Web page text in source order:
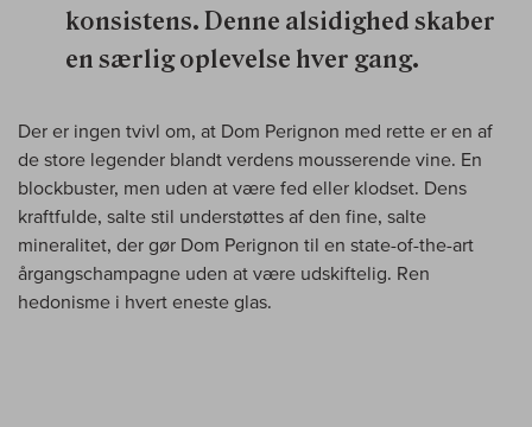
konsistens. Denne alsidighed skaber
en særlig oplevelse hver gang.
Der er ingen tvivl om, at Dom Perignon med rette er en af
de store legender blandt verdens mousserende vine. En
blockbuster, men uden at være fed eller klodset. Dens
kraftfulde, salte stil understøttes af den fine, salte
mineralitet, der gør Dom Perignon til en state-of-the-art
årgangschampagne uden at være udskiftelig. Ren
hedonisme i hvert eneste glas.